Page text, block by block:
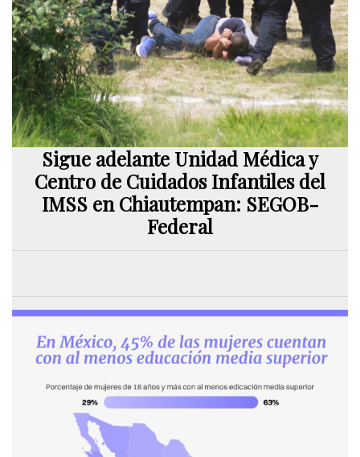
Sigue adelante Unidad Médica y
Centro de Cuidados Infantiles del
IMSS en Chiautempan: SEGOB-
Federal